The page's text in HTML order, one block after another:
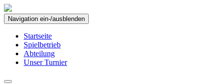
Navigation ein-/ausblenden
Startseite
Spielbetrieb
Abteilung
Unser Turnier